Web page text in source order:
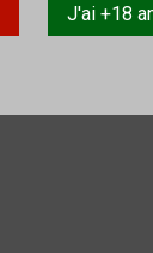
J'ai +18